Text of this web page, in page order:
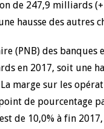
de 247,9 milliards
hausse des autres
(PNB) des banques
en 2017, soit une
marge sur les
de pourcentage
de 10,0% à fin